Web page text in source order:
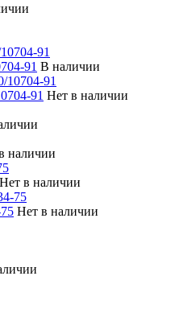
91 В наличии
91 Нет в наличии
наличии
Нет в наличии
Нет в наличии